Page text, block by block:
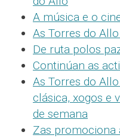
A música e o
As Torres do
De ruta polos
Continúan as
As Torres do
clásica, xogos e
de semana
Zas promociona